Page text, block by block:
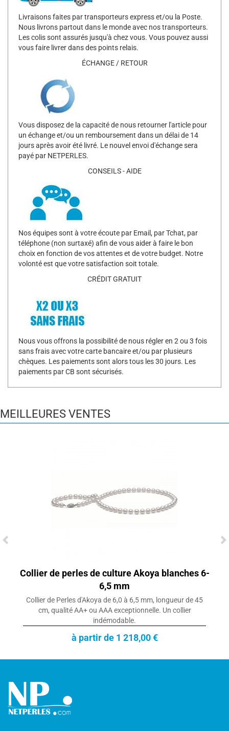
Livraisons faites par transporteurs express et/ou la Poste.
Nous livrons partout dans le monde avec nos transporteurs.
Les colis sont assurés jusqu'à chez vous. Vous pouvez aussi
vous faire livrer dans des points relais.
ÉCHANGE / RETOUR
Vous disposez de la capacité de nous retourner l'article pour
un échange et/ou un remboursement dans un délai de 14
jours après avoir été livré. Le nouvel envoi d'échange sera
payé par NETPERLES.
CONSEILS - AIDE
Nos équipes sont à votre écoute par Email, par Tchat, par
téléphone (non surtaxé) afin de vous aider à faire le bon
choix en fonction de vos attentes et de votre budget. Notre
volonté est que votre satisfaction soit totale.
CRÉDIT GRATUIT
Nous vous offrons la possibilité de nous régler en 2 ou 3 fois
sans frais avec votre carte bancaire et/ou par plusieurs
chèques. Les paiements sont alors tous les 30 jours. Les
paiements par CB sont sécurisés.
MEILLEURES VENTES
Collier de perles de culture Akoya blanches 6-
6,5 mm
Collier de Perles d'Akoya de 6,0 à 6,5 mm, longueur de 45
cm, qualité AA+ ou AAA exceptionnelle. Un collier
indémodable.
à partir de 1 218,00 €